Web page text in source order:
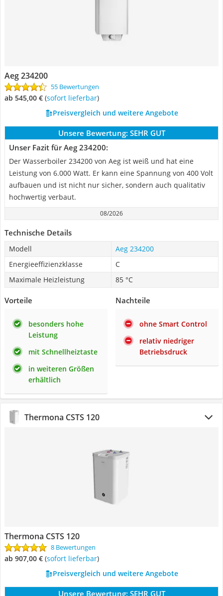
Aeg 234200
55 Bewertungen
ab 545,00 € ( Sofort lieferbar)
Preisvergleich und weitere Angebote
Unsere Bewertung: SEHR GUT
Unser Fazit für Aeg 234200:
Der Wasserboiler 234200 von Aeg ist weiß und hat eine
Leistung von 6.000 Watt. Er kann eine Spannung von 400 Volt
aufbauen und ist nicht nur sicher, sondern auch qualitativ
hochwertig verbaut.
08/2026
Technische Details
Modell
Aeg 234200
Energieeffizienzklasse
C
Maximale Heizleistung
85 °C
Vorteile
besonders hohe
Leistung
mit Schnellheiztaste
in weiteren Größen
erhältlich
Nachteile
ohne Smart Control
relativ niedriger
Betriebsdruck
Thermona ‎CSTS 120
Thermona ‎CSTS 120
8 Bewertungen
ab 907,00 € ( Sofort lieferbar)
Preisvergleich und weitere Angebote
Unsere Bewertung: SEHR GUT